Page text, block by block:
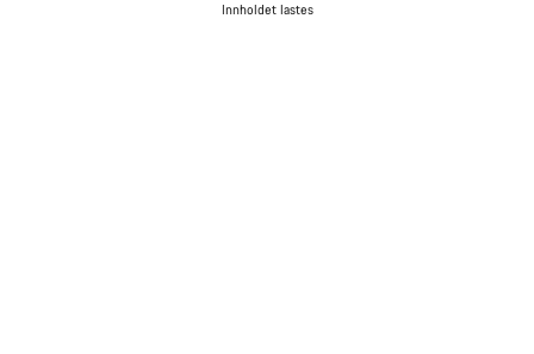
Innholdet lastes